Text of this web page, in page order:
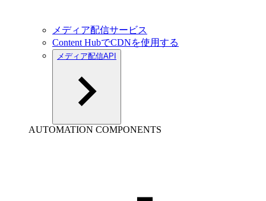
メディア配信サービス
Content HubでCDNを使用する
メディア配信API
AUTOMATION COMPONENTS